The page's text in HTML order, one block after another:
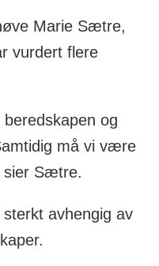
Marie Sætre,
vurdert flere
og
må vi være
sier Sætre.
avhengig av